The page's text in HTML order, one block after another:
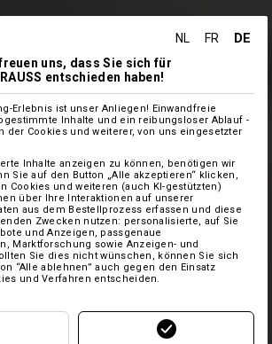
NL FR DE
uns, dass Sie sich für
entschieden haben!
Erlebnis ist unser Anliegen! Einwandfreie
Inhalte und ein reibungsloser Ablauf -
der Cookies und weiterer, von uns eingesetzter
Inhalte anzeigen zu können, benötigen wir
Sie auf den Button „Alle akzeptieren“ klicken,
Cookies und weiteren (auch KI-gestützten)
über Ihre Interaktionen auf unserer
aus dem Bestellprozess erfassen und diese
Zwecken nutzen: personalisierte, auf Sie
und Anzeigen, passgenaue
Marktforschung sowie Anzeigen- und
Sie dies nicht wünschen, können Sie sich
“Alle ablehnen” auch gegen den Einsatz
und Verfahren entscheiden.